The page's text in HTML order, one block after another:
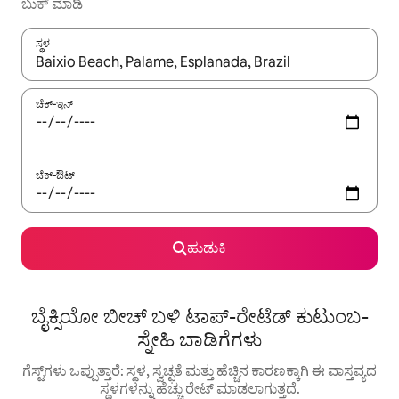
ಬುಕ್ ಮಾಡಿ
ಸ್ಥಳ
ಫಲಿತಾಂಶಗಳು ಲಭ್ಯವಿರುವಾಗ, ಅಪ್ ಮತ್ತು ಡೌನ್ ಬಾಣದ ಕೀಲಿಗಳೊಂದಿಗೆ
ಚೆಕ್-ಇನ್
ಚೆಕ್-ಔಟ್
ಹುಡುಕಿ
ಬೈಕ್ಸಿಯೋ ಬೀಚ್ ಬಳಿ ಟಾಪ್-ರೇಟೆಡ್ ಕುಟುಂಬ-
ಸ್ನೇಹಿ ಬಾಡಿಗೆಗಳು
ಗೆಸ್ಟ್‌ಗಳು ಒಪ್ಪುತ್ತಾರೆ: ಸ್ಥಳ, ಸ್ವಚ್ಛತೆ ಮತ್ತು ಹೆಚ್ಚಿನ ಕಾರಣಕ್ಕಾಗಿ ಈ ವಾಸ್ತವ್ಯದ
ಸ್ಥಳಗಳನ್ನು ಹೆಚ್ಚು ರೇಟ್ ಮಾಡಲಾಗುತ್ತದೆ.